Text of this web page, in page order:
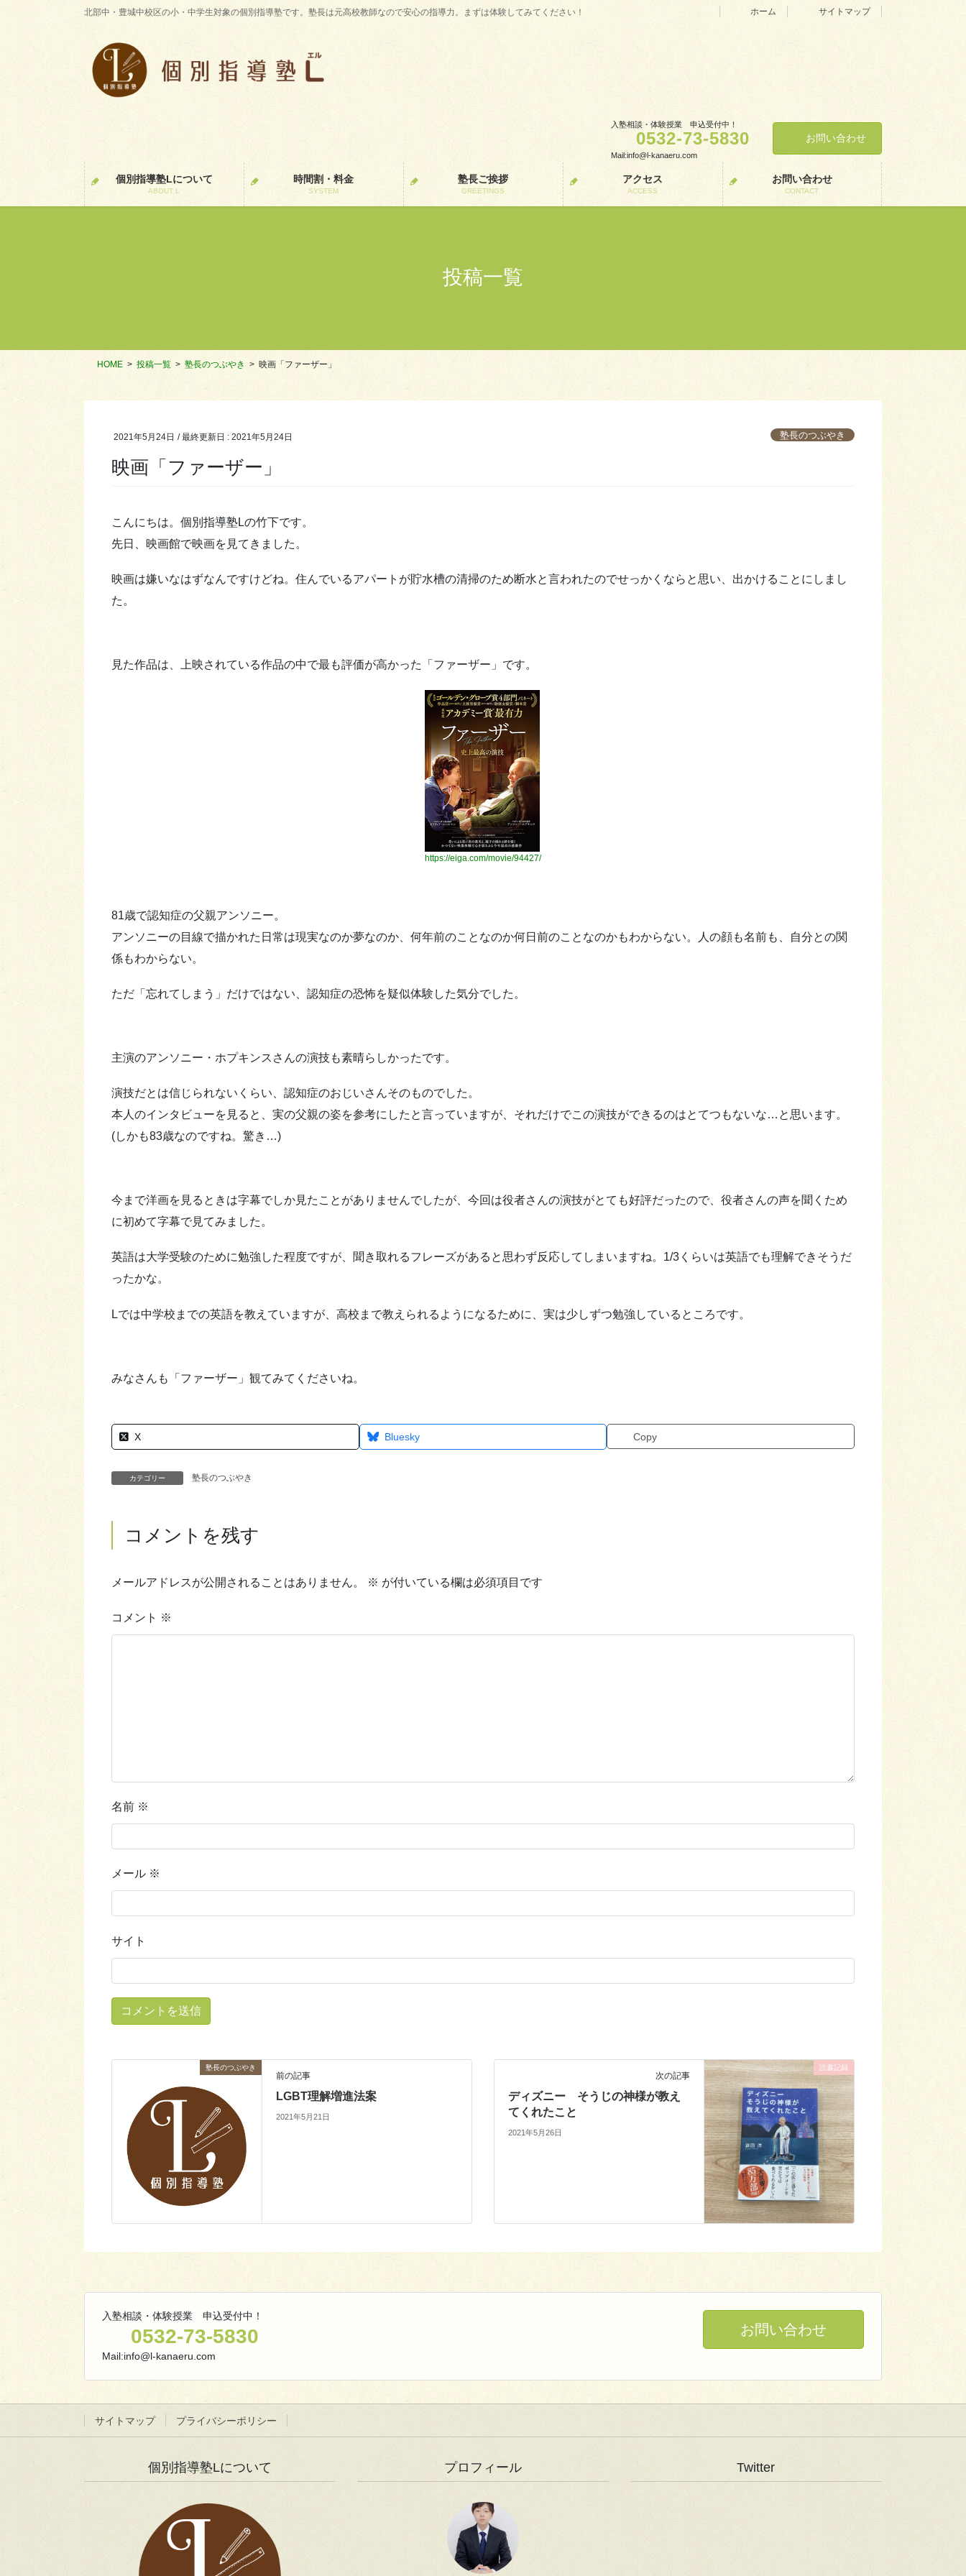
北部中・豊城中校区の小・中学生対象の個別指導塾です。塾長は元高校教師なので安心の指導力。まずは体験してみてください！ ホーム サイトマップ
入塾相談・体験授業 申込受付中！
0532-73-5830
Mail:info@l-kanaeru.com
お問い合わせ
個別指導塾Lについて
ABOUT L
時間割・料金
SYSTEM
塾長ご挨拶
GREETINGS
アクセス
ACCESS
お問い合わせ
CONTACT
投稿一覧
HOME 投稿一覧 塾長のつぶやき 映画「ファーザー」
2021年5月24日 / 最終更新日 :2021年5月24日 塾長のつぶやき
映画「ファーザー」
こんにちは。個別指導塾Lの竹下です。
先日、映画館で映画を見てきました。
映画は嫌いなはずなんですけどね。住んでいるアパートが貯水槽の清掃のため断水と言われたのでせっかくならと思い、出かけることにしまし
た。
見た作品は、上映されている作品の中で最も評価が高かった「ファーザー」です。
https://eiga.com/movie/94427/
81歳で認知症の父親アンソニー。
アンソニーの目線で描かれた日常は現実なのか夢なのか、何年前のことなのか何日前のことなのかもわからない。人の顔も名前も、自分との関
係もわからない。
ただ「忘れてしまう」だけではない、認知症の恐怖を疑似体験した気分でした。
主演のアンソニー・ホプキンスさんの演技も素晴らしかったです。
演技だとは信じられないくらい、認知症のおじいさんそのものでした。
本人のインタビューを見ると、実の父親の姿を参考にしたと言っていますが、それだけでこの演技ができるのはとてつもないな…と思います。
(しかも83歳なのですね。驚き…)
今まで洋画を見るときは字幕でしか見たことがありませんでしたが、今回は役者さんの演技がとても好評だったので、役者さんの声を聞くため
に初めて字幕で見てみました。
英語は大学受験のために勉強した程度ですが、聞き取れるフレーズがあると思わず反応してしまいますね。1/3くらいは英語でも理解できそうだ
ったかな。
Lでは中学校までの英語を教えていますが、高校まで教えられるようになるために、実は少しずつ勉強しているところです。
みなさんも「ファーザー」観てみてくださいね。
X Bluesky Copy
カテゴリー 塾長のつぶやき
コメントを残す
メールアドレスが公開されることはありません。 ※ が付いている欄は必須項目です
コメント ※
名前 ※
メール ※
サイト
塾長のつぶやき
前の記事
LGBT理解増進法案
2021年5月21日
読書記録
次の記事
ディズニー そうじの神様が教え
てくれたこと
2021年5月26日
入塾相談・体験授業 申込受付中！
0532-73-5830
Mail:info@l-kanaeru.com
お問い合わせ
サイトマップ プライバシーポリシー
個別指導塾Lについて プロフィール Twitter